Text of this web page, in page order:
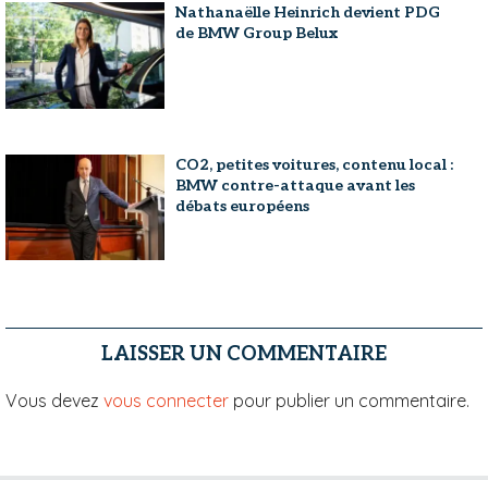
Nathanaëlle Heinrich devient PDG
de BMW Group Belux
CO2, petites voitures, contenu local :
BMW contre-attaque avant les
débats européens
LAISSER UN COMMENTAIRE
Vous devez vous connecter pour publier un commentaire.